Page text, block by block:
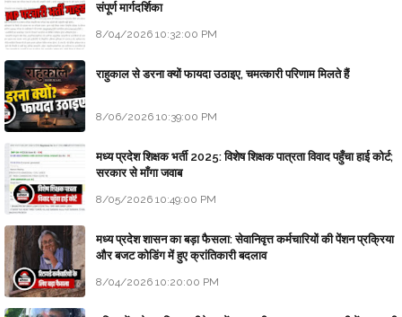
संपूर्ण मार्गदर्शिका
8/04/2026 10:32:00 PM
राहुकाल से डरना क्यों फायदा उठाइए, चमत्कारी परिणाम मिलते हैं
8/06/2026 10:39:00 PM
मध्य प्रदेश शिक्षक भर्ती 2025: विशेष शिक्षक पात्रता विवाद पहुँचा हाई कोर्ट;
सरकार से माँगा जवाब
8/05/2026 10:49:00 PM
मध्य प्रदेश शासन का बड़ा फैसला: सेवानिवृत्त कर्मचारियों की पेंशन प्रक्रिया
और बजट कोडिंग में हुए क्रांतिकारी बदलाव
8/04/2026 10:20:00 PM